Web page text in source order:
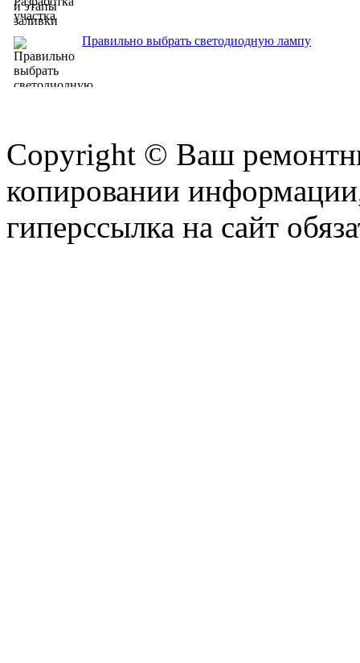
Правильно выбрать светодиодную лампу
Copyright © Ваш
копировании
гиперссылка на сайт